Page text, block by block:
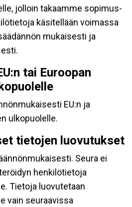
jolloin takaamme sopimus-
käsitellään voimassa
mukaisesti ja
tai Euroopan
EU:n ja
ulkopuolelle.
tietojen luovutukset
Seura ei
henkilötietoja
Tietoja luovutetaan
vain seuraavissa